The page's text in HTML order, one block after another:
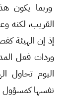
وربما يكون
القريب، لكنه
إذ إن الهيئة
وردات فعل
اليوم تحاول
نفسها